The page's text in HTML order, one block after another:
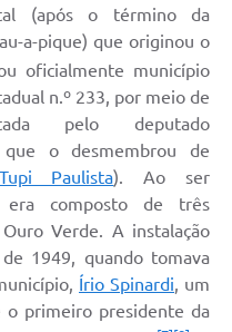
(após o término da
a-pique) que originou o
oficialmente município
n.º 233, por meio de
pelo deputado
o desmembrou de
Tupi Paulista). Ao ser
era composto de três
Verde. A instalação
1949, quando tomava
Írio Spinardi, um
o primeiro presidente da